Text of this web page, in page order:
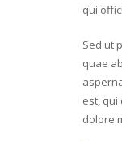
qui
Sed ut
quae
est, qui
dolore